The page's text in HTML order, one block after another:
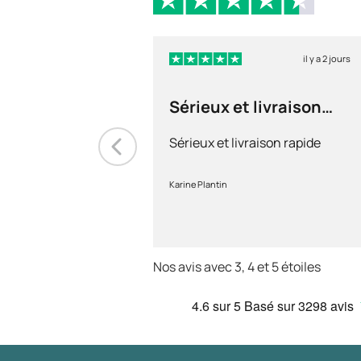
il y a 2 jours
Sérieux et livraison
Sérieux et livraison rapide
Karine Plantin
Nos avis avec 3, 4 et 5 étoiles
4.6sur 5 Basé sur3298 avis